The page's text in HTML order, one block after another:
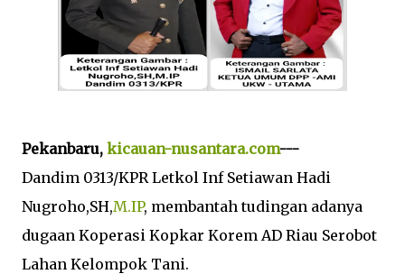
Pekanbaru, kicauan-nusantara.com---
Dandim 0313/KPR Letkol Inf Setiawan Hadi
Nugroho,SH,M.IP, membantah tudingan adanya
dugaan Koperasi Kopkar Korem AD Riau Serobot
Lahan Kelompok Tani.